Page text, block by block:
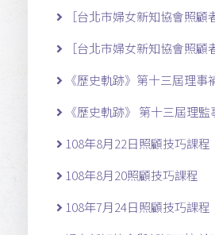
［台北市婦女新知協會照顧
［台北市婦女新知協會照顧
《歷史軌跡》第十三屆理事
《歷史軌跡》 第十三屆理監
108年8月22日照顧技巧課程
108年8月20照顧技巧課程
108年7月24日照顧技巧課程